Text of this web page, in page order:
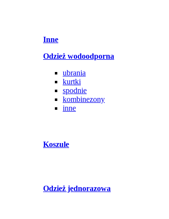
Inne
Odzież wodoodporna
ubrania
kurtki
spodnie
kombinezony
inne
Koszule
Odzież jednorazowa